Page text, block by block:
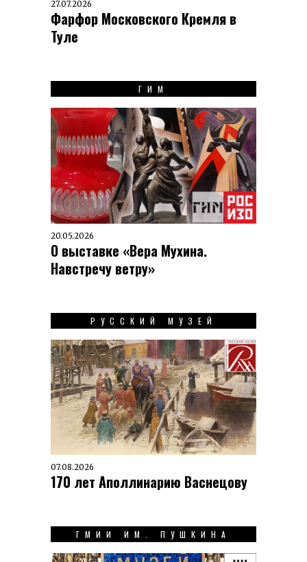
27.07.2026
Фарфор Московского Кремля в
Туле
ГИМ
20.05.2026
О выставке «Вера Мухина.
Навстречу ветру»
РУССКИЙ МУЗЕЙ
07.08.2026
170 лет Аполлинарию Васнецову
ГМИИ ИМ. ПУШКИНА